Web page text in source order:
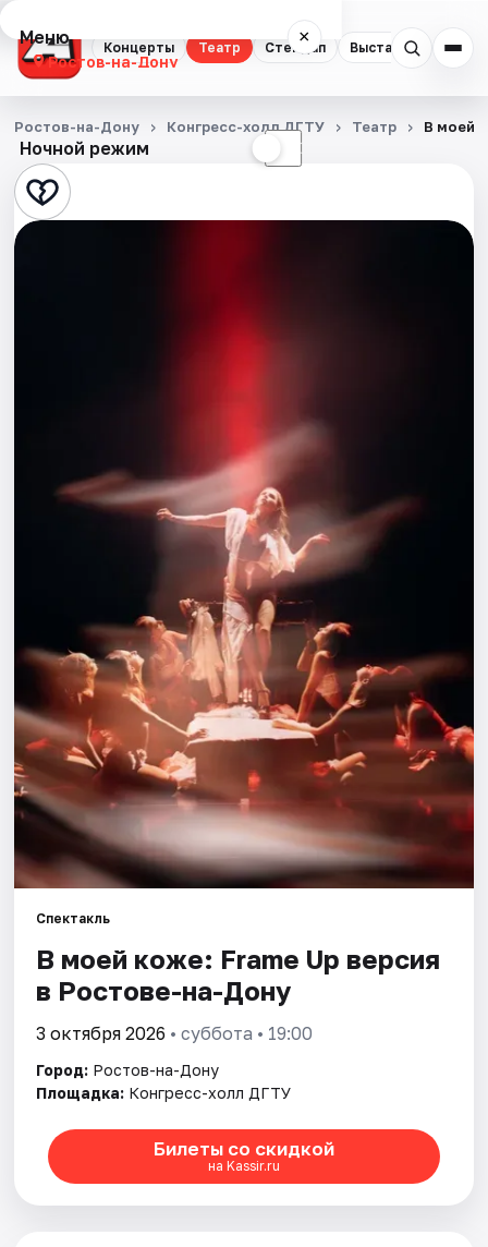
Концерты Театр Стендап Выставки
Меню ×
Ростов-на-Дону
Концерты
Театр
Стендап
Артисты
Рейтинги
Ночной режим ☾
Ростов-на-Дону Конгресс-холл ДГТУ Театр В моей
Спектакль
В моей коже: Frame Up версия
в Ростове-на-Дону
3 октября 2026 • суббота • 19:00
Город: Ростов-на-Дону
Площадка: Конгресс-холл ДГТУ
Билеты со скидкой
на Kassir.ru